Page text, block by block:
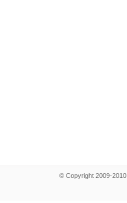
© Copyright 2009-2010